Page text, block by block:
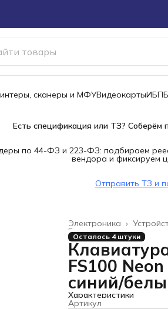
сканеры и МФУВидеокартыИБП
Есть спецификация или ТЗ?
по 44-ФЗ и 223-ФЗ: подбираем
вендора и фиксируем
Отправить ТЗ и
Электроника ›
Главная ›
Осталось 4 штуки
FS100
синий/
Характеристики
Артикул